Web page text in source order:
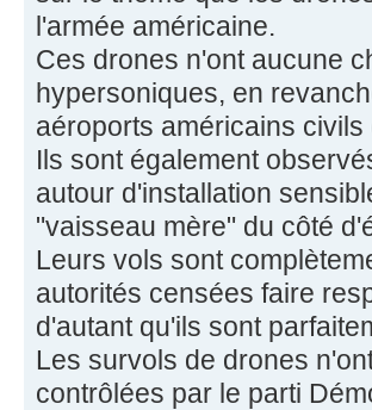
l'armée américaine.
Ces drones n'ont aucune
hypersoniques, en
aéroports américains civils
Ils sont également
autour d'installation
"vaisseau mère" du côté
Leurs vols sont
autorités censées faire
d'autant qu'ils sont
Les survols de drones
contrôlées par le parti